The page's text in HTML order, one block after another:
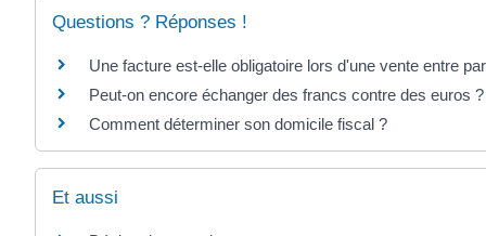
Questions ? Réponses !
Une facture est-elle obligatoire lors d'une vente entre
Peut-on encore échanger des francs contre des euros ?
Comment déterminer son domicile fiscal ?
Et aussi